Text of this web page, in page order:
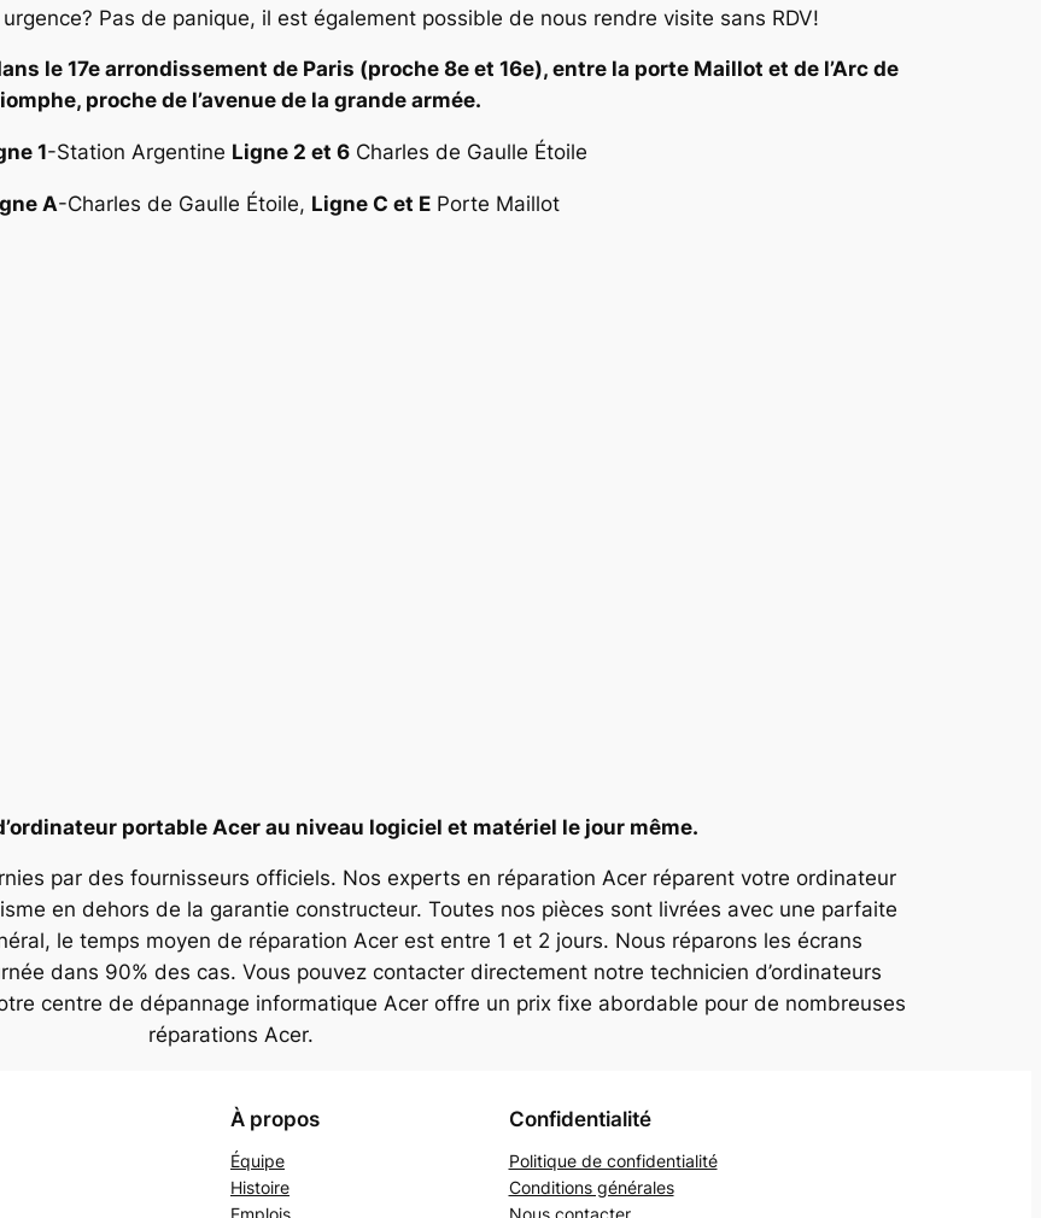
Pas de panique, il est également possible de nous rendre visite sans RDV!
le 17e arrondissement de Paris (proche 8e et 16e), entre la porte Maillot et de l’Arc de
proche de l’avenue de la grande armée.
1-Station Argentine Ligne 2 et 6Charles de Gaulle Étoile
A-Charles de Gaulle Étoile, Ligne C et E Porte Maillot
portable Acer au niveau logiciel et matériel le jour même.
par des fournisseurs officiels. Nos experts en réparation Acer réparent votre ordinateur
en dehors de la garantie constructeur. Toutes nos pièces sont livrées avec une parfaite
le temps moyen de réparation Acer est entre 1 et 2 jours. Nous réparons les écrans
dans 90% des cas. Vous pouvez contacter directement notre technicien d’ordinateurs
centre de dépannage informatique Acer offre un prix fixe abordable pour de nombreuses
réparations Acer.
À propos
Équipe
Histoire
Emplois
Confidentialité
Politique de confidentialité
Conditions générales
Nous contacter